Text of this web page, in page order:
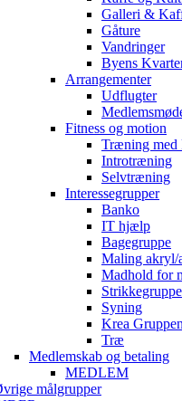
Galleri &
Gåture
Vandringer
Byens
Arrangementer
Udflugter
Fitness og motion
Træning med
Introtræning
Selvtræning
Interessegrupper
Banko
IT hjælp
Bagegruppe
Maling akryl/
Madhold for
Strikkegruppe
Syning
Krea Gruppen
Træ
Medlemskab og betaling
MEDLEM
målgrupper